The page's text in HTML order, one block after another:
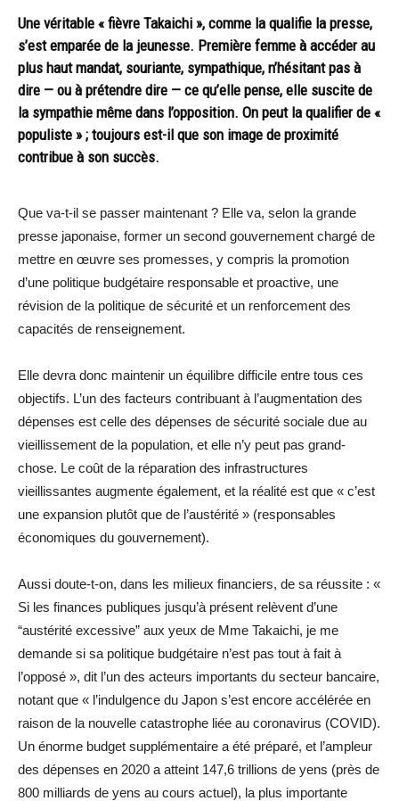
Une véritable « fièvre Takaichi », comme la qualifie la presse,
s’est emparée de la jeunesse. Première femme à accéder au
plus haut mandat, souriante, sympathique, n’hésitant pas à
dire — ou à prétendre dire — ce qu’elle pense, elle suscite de
la sympathie même dans l’opposition. On peut la qualifier de «
populiste » ; toujours est-il que son image de proximité
contribue à son succès.
Que va-t-il se passer maintenant ? Elle va, selon la grande
presse japonaise, former un second gouvernement chargé de
mettre en œuvre ses promesses, y compris la promotion
d’une politique budgétaire responsable et proactive, une
révision de la politique de sécurité et un renforcement des
capacités de renseignement.
Elle devra donc maintenir un équilibre difficile entre tous ces
objectifs. L’un des facteurs contribuant à l’augmentation des
dépenses est celle des dépenses de sécurité sociale due au
vieillissement de la population, et elle n’y peut pas grand-
chose. Le coût de la réparation des infrastructures
vieillissantes augmente également, et la réalité est que « c’est
une expansion plutôt que de l’austérité » (responsables
économiques du gouvernement).
Aussi doute-t-on, dans les milieux financiers, de sa réussite : «
Si les finances publiques jusqu’à présent relèvent d’une
“austérité excessive” aux yeux de Mme Takaichi, je me
demande si sa politique budgétaire n’est pas tout à fait à
l’opposé », dit l’un des acteurs importants du secteur bancaire,
notant que « l’indulgence du Japon s’est encore accélérée en
raison de la nouvelle catastrophe liée au coronavirus (COVID).
Un énorme budget supplémentaire a été préparé, et l’ampleur
des dépenses en 2020 a atteint 147,6 trillions de yens (près de
800 milliards de yens au cours actuel), la plus importante